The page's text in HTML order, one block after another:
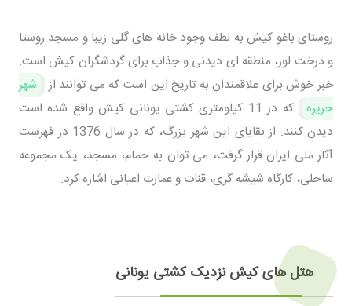
روستای باغو کیش به لطف وجود خانه های گلی زیبا و مسجد روستا
و درخت لور، منطقه ای دیدنی و جذاب برای گردشگران کیش است.
خبر خوش برای علاقمندان به تاریخ این است که می توانند از
شهر
حریره
که در 11 کیلومتری کشتی یونانی کیش واقع شده است
دیدن کنند. از بقایای این شهر بزرگ، که در سال 1376 در فهرست
آثار ملی ایران قرار گرفت، می توان به حمام، مسجد، یک مجموعه
ساحلی، کارگاه شیشه گری، قنات و عمارت اعیانی اشاره کرد.
هتل های کیش نزدیک کشتی یونانی